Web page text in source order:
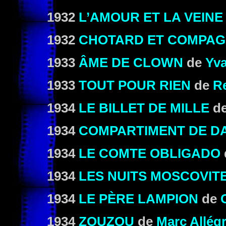
1932 L’AMOUR ET LA VEINE
1932 CHOTARD ET
1933 ÂME DE CLOWN de
1933 TOUT POUR RIEN de
1934 LE BILLET DE MILLE
1934 COMPARTIMENT DE
1934 LE COMTE OBLIGADO
1934 LES NUITS
1934 LE PÈRE LAMPION de
1934 ZOUZOU de Marc